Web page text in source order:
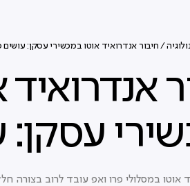
/ חיבור אנדרואיד אוטו במכשירי עסקן:
אנדרואיד
עסקן:
אוטו במסלולי פרו ואפ עובד לרוב